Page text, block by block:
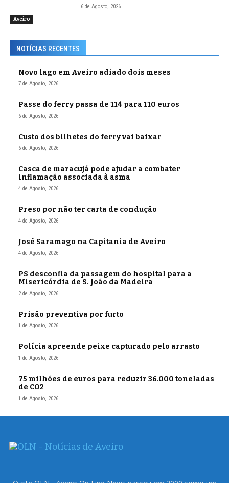
Aveiro
6 de Agosto, 2026
NOTÍCIAS RECENTES
Novo lago em Aveiro adiado dois meses
7 de Agosto, 2026
Passe do ferry passa de 114 para 110 euros
6 de Agosto, 2026
Custo dos bilhetes do ferry vai baixar
6 de Agosto, 2026
Casca de maracujá pode ajudar a combater
inflamação associada à asma
4 de Agosto, 2026
Preso por não ter carta de condução
4 de Agosto, 2026
José Saramago na Capitania de Aveiro
4 de Agosto, 2026
PS desconfia da passagem do hospital para a
Misericórdia de S. João da Madeira
2 de Agosto, 2026
Prisão preventiva por furto
1 de Agosto, 2026
Polícia apreende peixe capturado pelo arrasto
1 de Agosto, 2026
75 milhões de euros para reduzir 36.000 toneladas
de CO2
1 de Agosto, 2026